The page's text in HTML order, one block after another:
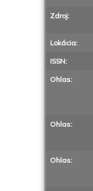
Zdroj:
Lokácia:
ISSN:
Ohlas:
Ohlas:
Ohlas: